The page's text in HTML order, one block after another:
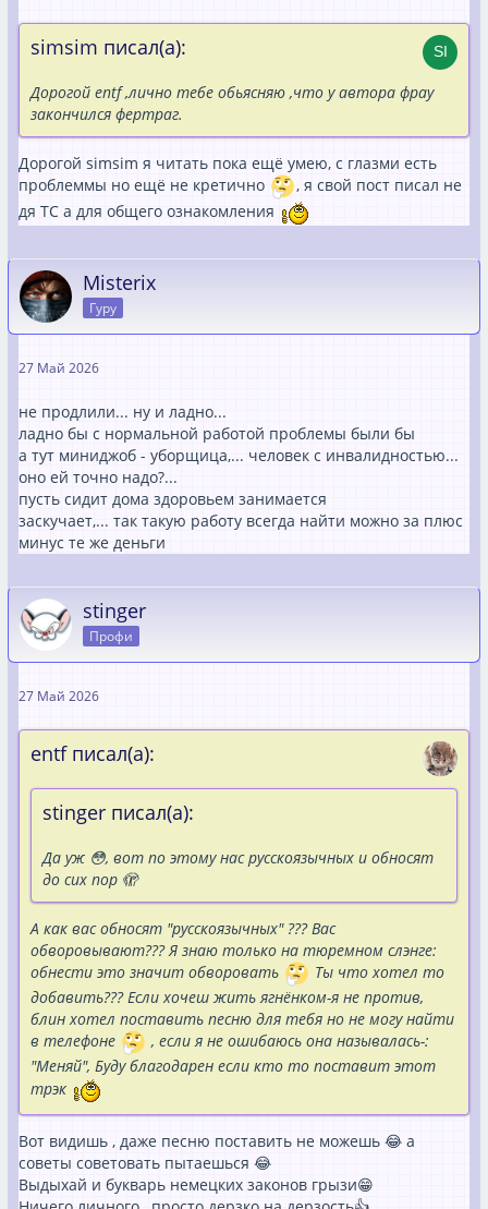
simsim писал(а):
Дорогой entf ,лично тебе обьясняю ,что у автора фрау
закончился фертраг.
Дорогой simsim я читать пока ещё умею, с глазми есть
проблеммы но ещё не кретично
, я свой пост писал не
дя ТС а для общего ознакомления
Misterix
Гуру
27 Май 2026
не продлили... ну и ладно...
ладно бы с нормальной работой проблемы были бы
а тут миниджоб - уборщица,... человек с инвалидностью...
оно ей точно надо?...
пусть сидит дома здоровьем занимается
заскучает,... так такую работу всегда найти можно за плюс
минус те же деньги
stinger
Профи
27 Май 2026
entf писал(а):
stinger писал(а):
Да уж 😳, вот по этому нас русскоязычных и обносят
до сих пор 🫣
А как вас обносят "русскоязычных" ??? Вас
обворовывают??? Я знаю только на тюремном слэнге:
обнести это значит обворовать
Ты что хотел то
добавить??? Если хочеш жить ягнёнком-я не против,
блин хотел поставить песню для тебя но не могу найти
в телефоне
, если я не ошибаюсь она называлась-:
"Меняй", Буду благодарен если кто то поставит этот
трэк
Вот видишь , даже песню поставить не можешь 😂 а
советы советовать пытаешься 😂
Выдыхай и букварь немецких законов грызи😁